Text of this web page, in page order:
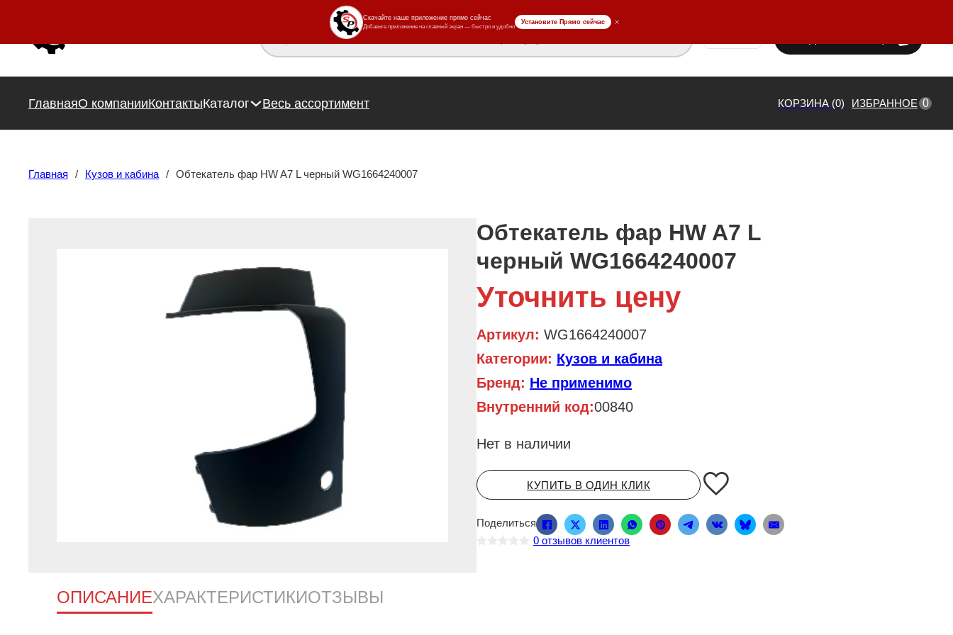
Поиск товаров
ГлавнаяО компанииКонтактыКаталог Весь ассортимент КОРЗИНА (0) ИЗБРАННОЕ 0
Главная / Кузов и кабина / Обтекатель фар HW A7 L черный WG1664240007
Обтекатель фар HW A7 L
черный WG1664240007
Уточнить цену
Артикул: WG1664240007
Категории: Кузов и кабина
Бренд: Не применимо
Внутренний код:00840
Нет в наличии
КУПИТЬ В ОДИН КЛИК
Поделиться
0 отзывов клиентов
ОПИСАНИЕХАРАКТЕРИСТИКИОТЗЫВЫ